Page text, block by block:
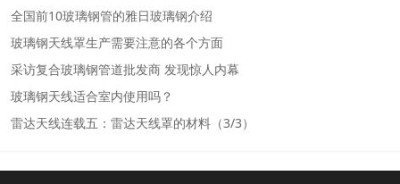
全国前10玻璃钢管的雅日玻璃钢介绍
玻璃钢天线罩生产需要注意的各个方面
采访复合玻璃钢管道批发商 发现惊人内幕
玻璃钢天线适合室内使用吗？
雷达天线连载五：雷达天线罩的材料（3/3）